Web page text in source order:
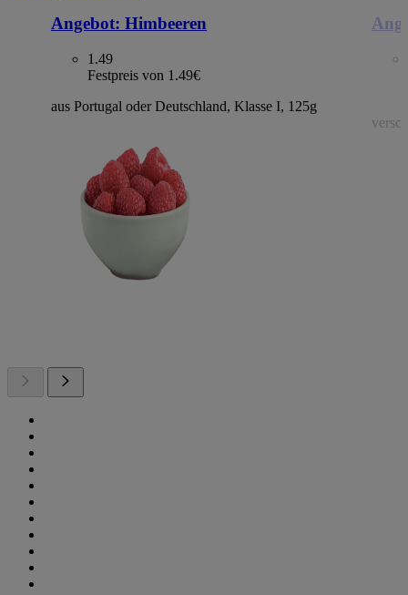
Angebot: Himbeeren
1.49
Festpreis von 1.49€
aus Portugal oder Deutschland, Klasse I, 125g